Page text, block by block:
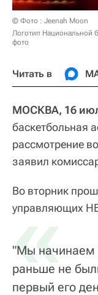
© Фото : Jeenah Moon
Логотип Национальной
фото
Читать в
МОСКВА, 16
баскетбольная
рассмотрение
заявил
Во вторник
управляющих
«
"Мы начинаем
раньше не
первый его